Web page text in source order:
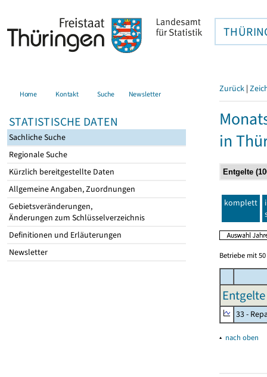
Home Kontakt Suche Newsletter
STATISTISCHE DATEN
Sachliche Suche
Regionale Suche
Kürzlich bereitgestellte Daten
Allgemeine Angaben, Zuordnungen
Gebietsveränderungen,
Änderungen zum Schlüsselverzeichnis
Definitionen und Erläuterungen
Newsletter
Zurück |
in
komplett
Betriebe mit
33 -
▴ nach oben